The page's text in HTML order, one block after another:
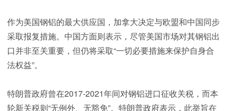
作为美国钢铝的最大供应国，加拿大决定与欧盟和中国同步
采取报复措施。中国方面则表示，尽管美国市场对其钢铝出
口并非至关重要，但仍将采取“一切必要措施来保护自身合
法权益”。
特朗普政府曾在2017-2021年间对钢铝进口征收关税，而本
轮新关税则“无例外、无豁免”。特朗普政府表示，此举旨在